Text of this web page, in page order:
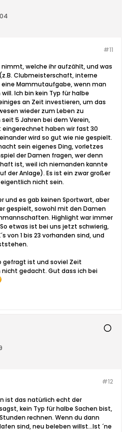
#11
welche ihr aufzählt, und was
Clubmeisterschaft, interne
eine Mammutaufgabe, wenn man
Ich bin kein Typ für halbe
an Zeit investieren, um das
wieder zum Leben zu
5 Jahren bei dem Verein,
haben wir fast 30
wird so gut wie nie gespielt.
sein eigenes Ding, vorletzes
der Damen fragen, wer denn
ist, weil ich niemanden kannte
der Anlage). Es ist ein zwar großer
nicht sein.
und es gab keinen Sportwart, aber
gespielt, sowohl mit den Damen
Highlight war immer
etwas ist bei uns jetzt schwierig,
von 1 bis 23 vorhanden sind, und
gefragt ist und soviel Zeit
gedacht. Gut dass ich bei
#12
ist das natürlich echt der
kein Typ für halbe Sachen bist,
rechnen. Wenn du dann
sind, neu beleben willst...Ist ´ne